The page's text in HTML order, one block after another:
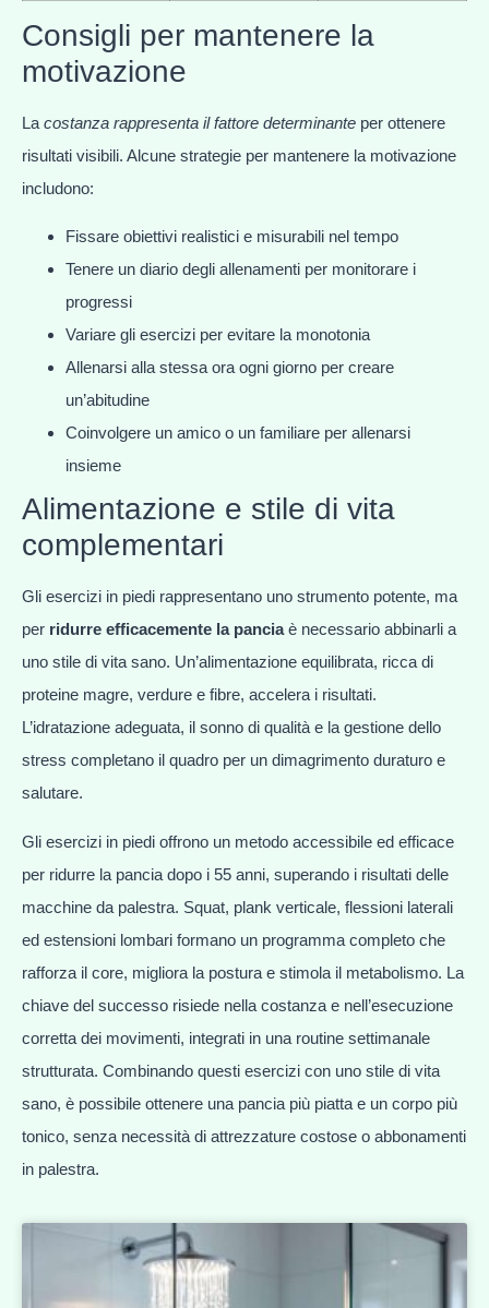
Consigli per mantenere la
motivazione
La costanza rappresenta il fattore determinante per ottenere
risultati visibili. Alcune strategie per mantenere la motivazione
includono:
Fissare obiettivi realistici e misurabili nel tempo
Tenere un diario degli allenamenti per monitorare i
progressi
Variare gli esercizi per evitare la monotonia
Allenarsi alla stessa ora ogni giorno per creare
un’abitudine
Coinvolgere un amico o un familiare per allenarsi
insieme
Alimentazione e stile di vita
complementari
Gli esercizi in piedi rappresentano uno strumento potente, ma
per ridurre efficacemente la panciaè necessario abbinarli a
uno stile di vita sano. Un’alimentazione equilibrata, ricca di
proteine magre, verdure e fibre, accelera i risultati.
L’idratazione adeguata, il sonno di qualità e la gestione dello
stress completano il quadro per un dimagrimento duraturo e
salutare.
Gli esercizi in piedi offrono un metodo accessibile ed efficace
per ridurre la pancia dopo i 55 anni, superando i risultati delle
macchine da palestra. Squat, plank verticale, flessioni laterali
ed estensioni lombari formano un programma completo che
rafforza il core, migliora la postura e stimola il metabolismo. La
chiave del successo risiede nella costanza e nell’esecuzione
corretta dei movimenti, integrati in una routine settimanale
strutturata. Combinando questi esercizi con uno stile di vita
sano, è possibile ottenere una pancia più piatta e un corpo più
tonico, senza necessità di attrezzature costose o abbonamenti
in palestra.